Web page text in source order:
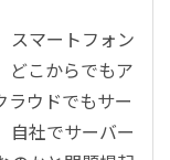
スマートフォン
どこからでもア
ラウドでもサー
自社でサーバー